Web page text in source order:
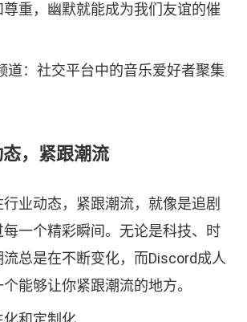
重，幽默就能成为我们友谊的催
，紧跟潮流
业动态，紧跟潮流，就像是追剧
一个精彩瞬间。无论是科技、时
总是在不断变化，而Discord成人
能够让你紧跟潮流的地方。